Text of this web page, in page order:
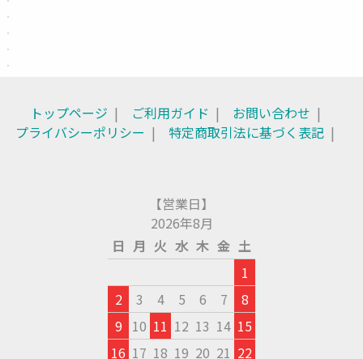
トップページ ご利用ガイド
お問い合わせ
プライバシーポリシー
特定商取引法に基づく表記
【営業日】
2026年8月
日 月 火 水 木 金 土
1
2
3 4 5 6 7
8
9 10 11 12 13 14 15
16 17 18 19 20 21 22